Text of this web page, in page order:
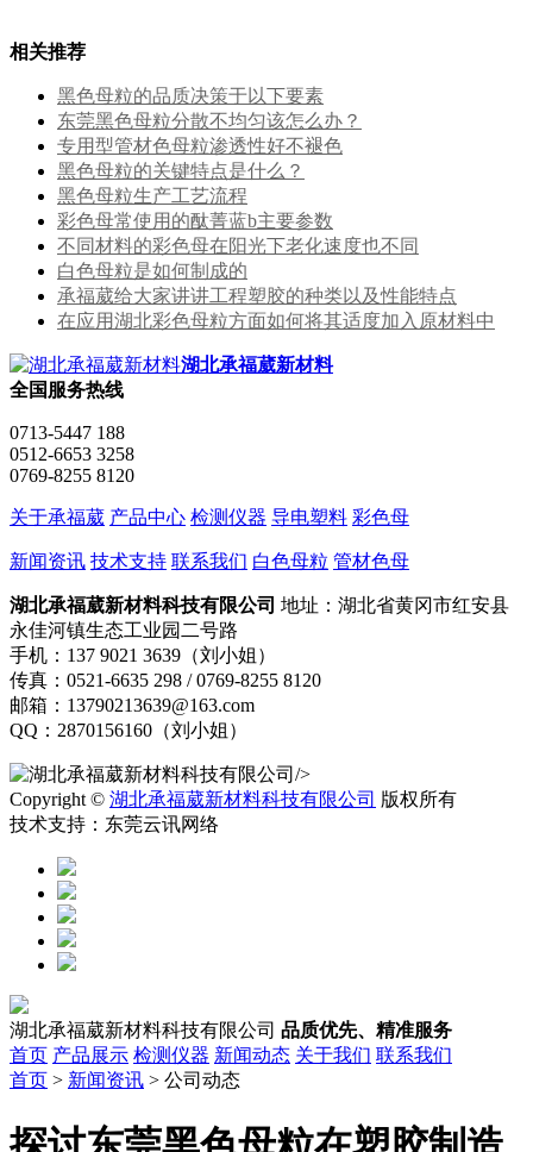
相关推荐
黑色母粒的品质决策于以下要素
东莞黑色母粒分散不均匀该怎么办？
专用型管材色母粒渗透性好不褪色
黑色母粒的关键特点是什么？
​黑色母粒生产工艺流程
彩色母常使用的酞菁蓝b主要参数
不同材料的彩色母在阳光下老化速度也不同
白色母粒是如何制成的
承福葳给大家讲讲工程塑胶的种类以及性能特点
在应用湖北彩色母粒方面如何将其适度加入原材料中
湖北承福葳新材料
全国服务热线
0713-5447 188
0512-6653 3258
0769-8255 8120
关于承福葳 产品中心 检测仪器 导电塑料 彩色母
新闻资讯 技术支持 联系我们 白色母粒 管材色母
湖北承福葳新材料科技有限公司 地址：湖北省黄冈市红安县
永佳河镇生态工业园二号路
手机：137 9021 3639（刘小姐）
传真：0521-6635 298 / 0769-8255 8120
邮箱：13790213639@163.com
QQ：2870156160（刘小姐）
/>
Copyright © 湖北承福葳新材料科技有限公司 版权所有
技术支持：东莞云讯网络
湖北承福葳新材料科技有限公司 品质优先、精准服务
首页 产品展示 检测仪器 新闻动态 关于我们 联系我们
首页 > 新闻资讯 > 公司动态